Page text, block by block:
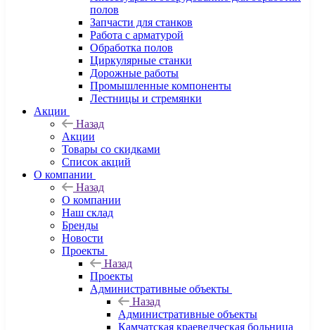
полов
Запчасти для станков
Работа с арматурой
Обработка полов
Циркулярные станки
Дорожные работы
Промышленные компоненты
Лестницы и стремянки
Акции
Назад
Акции
Товары со скидками
Список акций
О компании
Назад
О компании
Наш склад
Бренды
Новости
Проекты
Назад
Проекты
Административные объекты
Назад
Административные объекты
Камчатская краеведческая больница